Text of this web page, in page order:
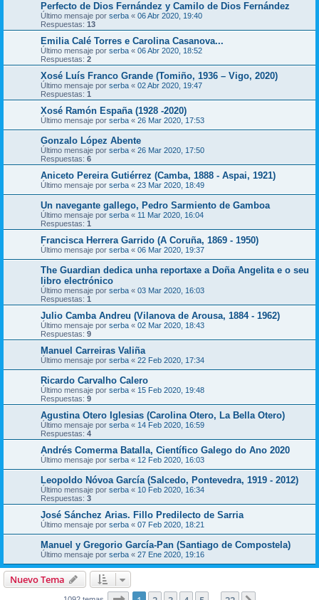
Perfecto de Dios Fernández y Camilo de Dios Fernández
Último mensaje por serba « 06 Abr 2020, 19:40
Respuestas: 13
Emilia Calé Torres e Carolina Casanova...
Último mensaje por serba « 06 Abr 2020, 18:52
Respuestas: 2
Xosé Luís Franco Grande (Tomiño, 1936 – Vigo, 2020)
Último mensaje por serba « 02 Abr 2020, 19:47
Respuestas: 1
Xosé Ramón España (1928 -2020)
Último mensaje por serba « 26 Mar 2020, 17:53
Gonzalo López Abente
Último mensaje por serba « 26 Mar 2020, 17:50
Respuestas: 6
Aniceto Pereira Gutiérrez (Camba, 1888 - Aspai, 1921)
Último mensaje por serba « 23 Mar 2020, 18:49
Un navegante gallego, Pedro Sarmiento de Gamboa
Último mensaje por serba « 11 Mar 2020, 16:04
Respuestas: 1
Francisca Herrera Garrido (A Coruña, 1869 - 1950)
Último mensaje por serba « 06 Mar 2020, 19:37
The Guardian dedica unha reportaxe a Doña Angelita e o seu
libro electrónico
Último mensaje por serba « 03 Mar 2020, 16:03
Respuestas: 1
Julio Camba Andreu (Vilanova de Arousa, 1884 - 1962)
Último mensaje por serba « 02 Mar 2020, 18:43
Respuestas: 9
Manuel Carreiras Valiña
Último mensaje por serba « 22 Feb 2020, 17:34
Ricardo Carvalho Calero
Último mensaje por serba « 15 Feb 2020, 19:48
Respuestas: 9
Agustina Otero Iglesias (Carolina Otero, La Bella Otero)
Último mensaje por serba « 14 Feb 2020, 16:59
Respuestas: 4
Andrés Comerma Batalla, Científico Galego do Ano 2020
Último mensaje por serba « 12 Feb 2020, 16:03
Leopoldo Nóvoa García (Salcedo, Pontevedra, 1919 - 2012)
Último mensaje por serba « 10 Feb 2020, 16:34
Respuestas: 3
José Sánchez Arias. Fillo Predilecto de Sarria
Último mensaje por serba « 07 Feb 2020, 18:21
Manuel y Gregorio García-Pan (Santiago de Compostela)
Último mensaje por serba « 27 Ene 2020, 19:16
Nuevo Tema